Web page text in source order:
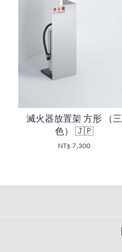
滅火器放置架 方形 （三
色） 🇯🇵
NT$ 7,300